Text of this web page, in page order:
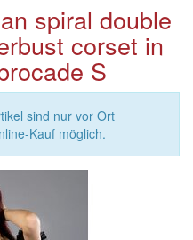
spiral double
corset in
S
sind nur vor Ort
Kauf möglich.